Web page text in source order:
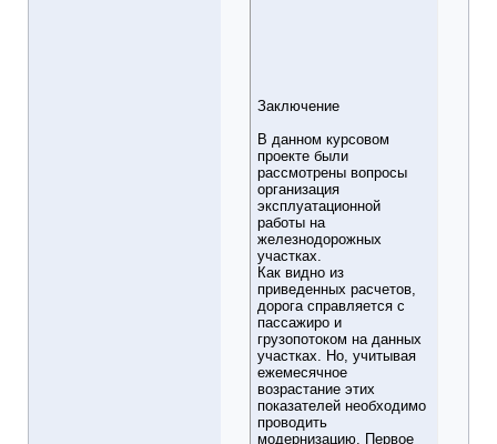
Заключение
В данном курсовом
проекте были
рассмотрены вопросы
организация
эксплуатационной
работы на
железнодорожных
участках.
Как видно из
приведенных расчетов,
дорога справляется с
пассажиро и
грузопотоком на данных
участках. Но, учитывая
ежемесячное
возрастание этих
показателей необходимо
проводить
модернизацию. Первое